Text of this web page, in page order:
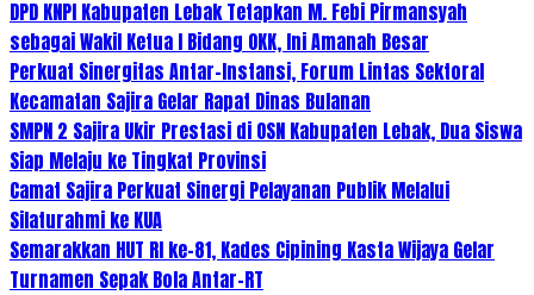
DPD KNPI Kabupaten Lebak Tetapkan M. Febi Pirmansyah
sebagai Wakil Ketua I Bidang OKK, Ini Amanah Besar
Perkuat Sinergitas Antar-Instansi, Forum Lintas Sektoral
Kecamatan Sajira Gelar Rapat Dinas Bulanan
SMPN 2 Sajira Ukir Prestasi di OSN Kabupaten Lebak, Dua Siswa
Siap Melaju ke Tingkat Provinsi
Camat Sajira Perkuat Sinergi Pelayanan Publik Melalui
Silaturahmi ke KUA
Semarakkan HUT RI ke-81, Kades Cipining Kasta Wijaya Gelar
Turnamen Sepak Bola Antar-RT